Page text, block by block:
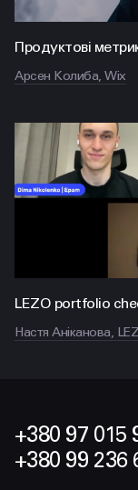
Продуктові
Арсен Колиба, Wix
LEZO portfolio
Настя Аніканова,
+380 97 015
+380 99 236